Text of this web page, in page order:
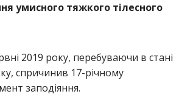
умисного тяжкого тілесного
2019 року, перебуваючи в стані
спричинив 17-річному
заподіяння.